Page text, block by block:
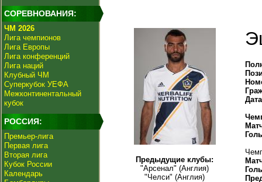
СОРЕВНОВАНИЯ:
ЧМ 2026
Лига чемпионов
Лига Европы
Лига конференций
Лига наций
Клубный ЧМ
Суперкубок УЕФА
Межконтинентальный
кубок
РОССИЯ:
Премьер-лига
Первая лига
Вторая лига
Кубок России
Календарь
Предыдущие клубы:
"Арсенал" (Англия)
"Челси" (Англия)